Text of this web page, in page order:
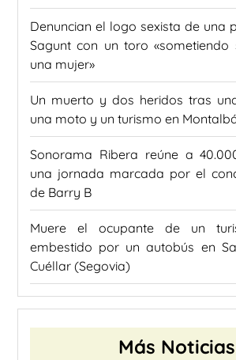
Denuncian el logo sexista de una
Sagunt con un toro «sometiendo
una mujer»
Un muerto y dos heridos tras
una moto y un turismo en
Sonorama Ribera reúne a
una jornada marcada por el
de Barry B
Muere el ocupante de un
embestido por un autobús en
Cuéllar (Segovia)
Más Noticias